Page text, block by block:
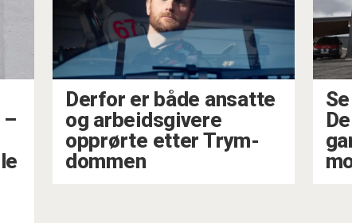
–
Derfor er både ansatte
og arbeidsgivere
opprørte etter Trym-
dommen